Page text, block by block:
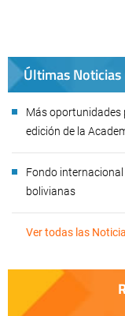
Últimas Noticias
Más oportunidades
edición de la
Fondo
bolivianas
Ver todas las